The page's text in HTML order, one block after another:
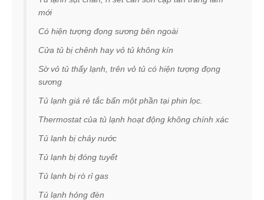
mới
Có hiện tượng đọng sương bên ngoài
Cửa tủ bị chênh hay vỏ tủ không kín
Sờ vỏ tủ thấy lạnh, trên vỏ tủ có hiện tượng đọng
sương
Tủ lạnh giá rẻ tắc bẩn một phần tại phin lọc.
Thermostat của tủ lạnh hoạt động không chính xác
Tủ lạnh bị chảy nước
Tủ lạnh bị đóng tuyết
Tủ lạnh bị rò rỉ gas
Tủ lạnh hỏng đèn